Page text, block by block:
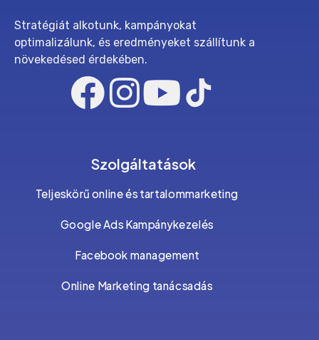
Stratégiát alkotunk, kampányokat
optimalizálunk, és eredményeket szállítunk a
növekedésed érdekében.
Szolgáltatások
Teljeskörű online és tartalommarketing
Google Ads Kampánykezelés
Facebook management
Online Marketing tanácsadás